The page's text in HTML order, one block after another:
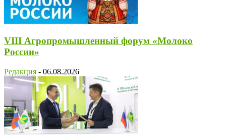
VIII Агропромышленный форум «Молоко
России»
Редакция - 06.08.2026